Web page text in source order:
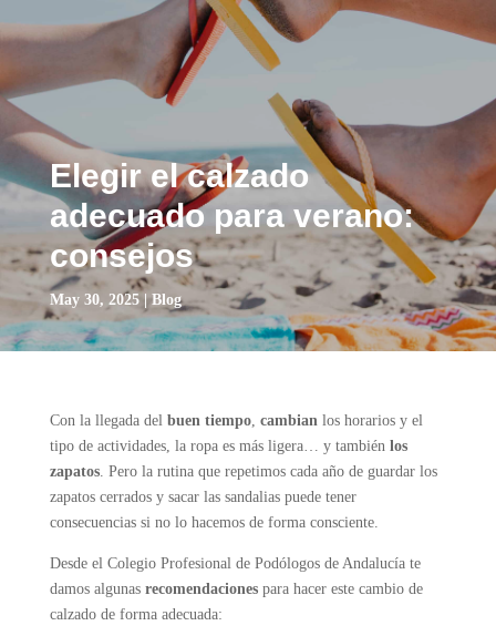
Elegir el calzado
adecuado para verano:
consejos
May 30, 2025|Blog
Con la llegada delbuen tiempo, cambianlos horarios y el
tipo de actividades, la ropa es más ligera… y también los
zapatos. Pero la rutina que repetimos cada año de guardar los
zapatos cerrados y sacar las sandalias puede tener
consecuencias si no lo hacemos de forma consciente.
Desde el Colegio Profesional de Podólogos de Andalucía te
damos algunas recomendacionespara hacer este cambio de
calzado de forma adecuada: